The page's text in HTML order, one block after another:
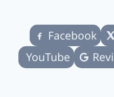
МАШИНИ
Facebook
YouTube